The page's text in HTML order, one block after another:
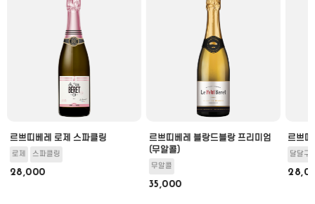
르쁘띠베레 로제 스파클링
로제 스파클링
28,000
르쁘띠베레 블랑드블랑 프리미엄
(무알콜)
무알콜
35,000
르쁘
달달구